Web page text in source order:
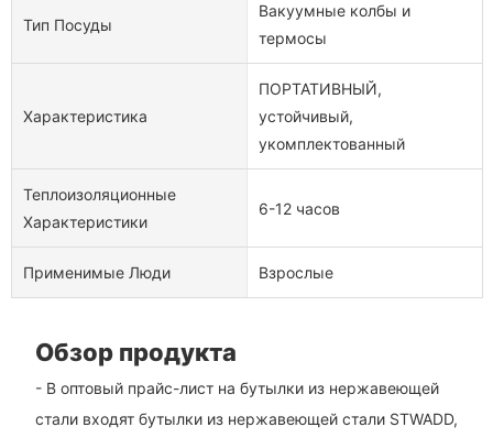
Тип Посуды
Вакуумные колбы и
термосы
Характеристика
ПОРТАТИВНЫЙ,
устойчивый,
укомплектованный
Теплоизоляционные
Характеристики
6-12 часов
Применимые Люди Взрослые
Обзор продукта
- В оптовый прайс-лист на бутылки из нержавеющей
стали входят бутылки из нержавеющей стали STWADD,